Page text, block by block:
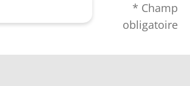
* Champ
obligatoire